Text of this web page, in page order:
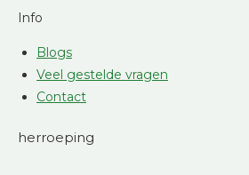
Info
Blogs
Veel gestelde vragen
Contact
herroeping